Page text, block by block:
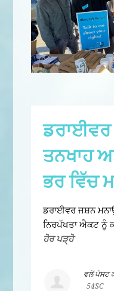
ਡਰਾਈਵਰ
ਤਨਖਾਹ
ਭਰ ਵਿੱਚ
ਡਰਾਈਵਰ ਜਸ਼ਨ
ਨਿਰਪੱਖਤਾ ਐਕਟ ਨੂੰ
ਹੋਰ ਪੜ੍ਹੋ
ਵਲੋਂ ਪੋਸਟ
54SC